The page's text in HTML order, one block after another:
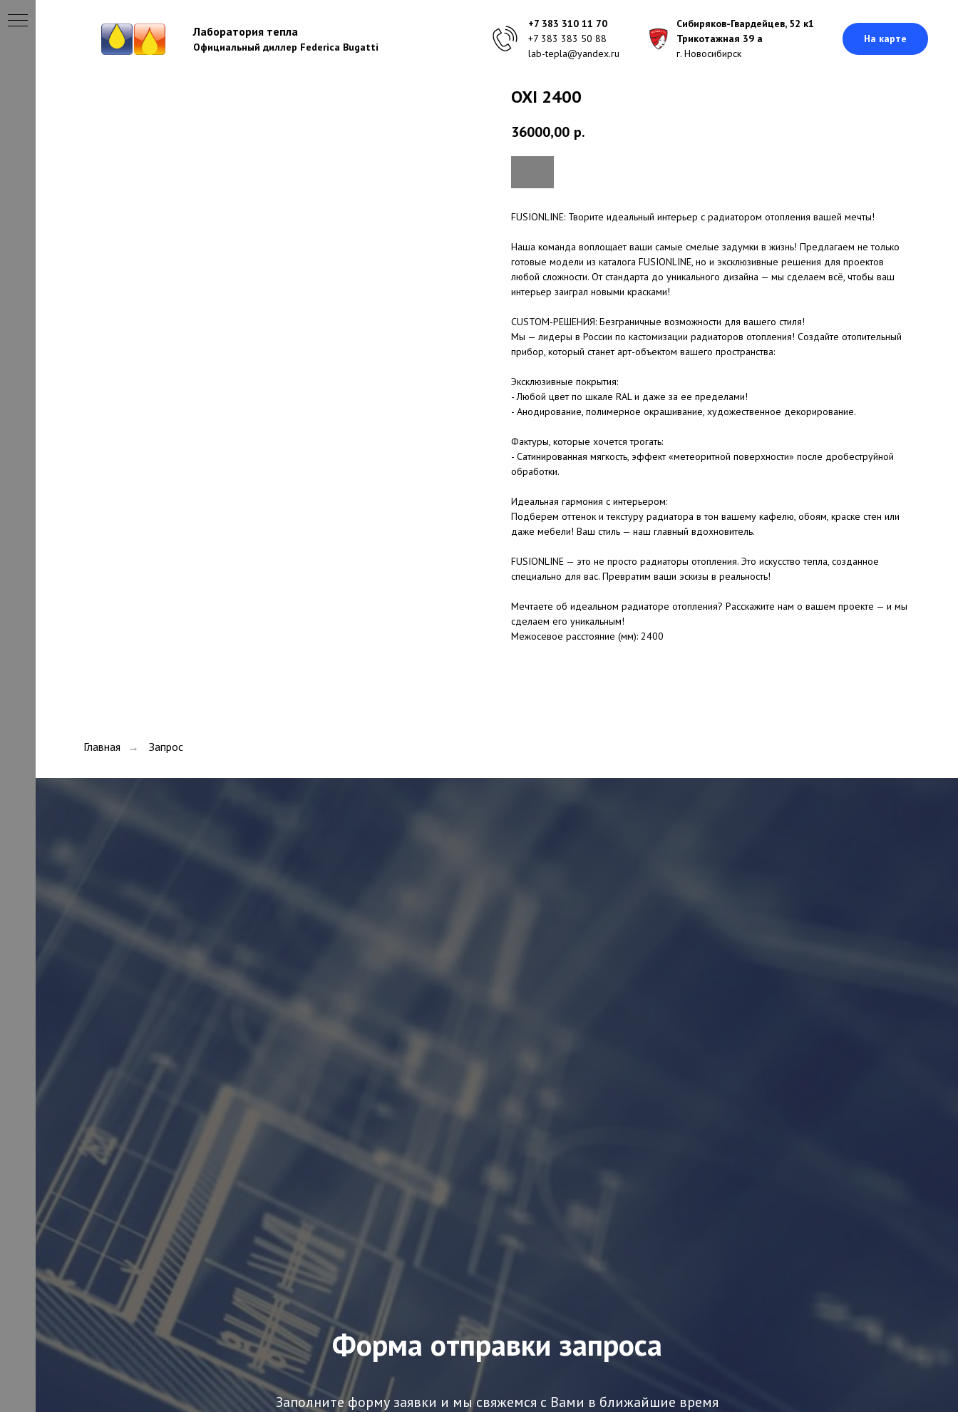
Лаборатория тепла
Официальный диллер Federica Bugatti
+7 383 310 11 70
+7 383 383 50 88
lab-tepla@yandex.ru
Сибиряков-Гвардейцев, 52 к1
Трикотажная 39 а
г. Новосибирск
На карте
OXI 2400
36000,00 р.
FUSIONLINE: Творите идеальный интерьер с радиатором отопления вашей мечты!
Наша команда воплощает ваши самые смелые задумки в жизнь! Предлагаем не только
готовые модели из каталога FUSIONLINE, но и эксклюзивные решения для проектов
любой сложности. От стандарта до уникального дизайна — мы сделаем всё, чтобы ваш
интерьер заиграл новыми красками!
CUSTOM-РЕШЕНИЯ: Безграничные возможности для вашего стиля!
Мы — лидеры в России по кастомизации радиаторов отопления! Создайте отопительный
прибор, который станет арт-объектом вашего пространства:
Эксклюзивные покрытия:
- Любой цвет по шкале RAL и даже за ее пределами!
- Анодирование, полимерное окрашивание, художественное декорирование.
Фактуры, которые хочется трогать:
- Сатинированная мягкость, эффект «метеоритной поверхности» после дробеструйной
обработки.
Идеальная гармония с интерьером:
Подберем оттенок и текстуру радиатора в тон вашему кафелю, обоям, краске стен или
даже мебели! Ваш стиль — наш главный вдохновитель.
FUSIONLINE — это не просто радиаторы отопления. Это искусство тепла, созданное
специально для вас. Превратим ваши эскизы в реальность!
Мечтаете об идеальном радиаторе отопления? Расскажите нам о вашем проекте — и мы
сделаем его уникальным!
Межосевое расстояние (мм): 2400
Главная → Запрос
Форма отправки запроса
Заполните форму заявки и мы свяжемся с Вами в ближайшие время